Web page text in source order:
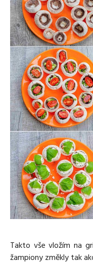
Takto vše vložím na
žampiony změkly tak